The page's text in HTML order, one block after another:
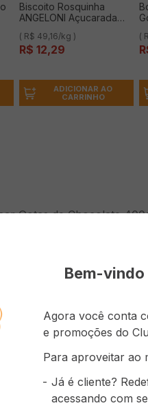
Biscoito Rosquinha
ANGELONI Açucarada
( R$ 49,16/kg )
R$ 12,29
ADICIONAR AO
CARRINHO
(
Gotas de Chocolate
Bem-
Agora você conta
e promoções do
Para aproveitar ao
Já é cliente?
acessando com